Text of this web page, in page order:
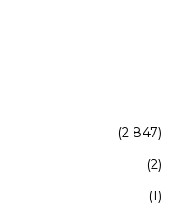
(2 847)
(2)
(1)